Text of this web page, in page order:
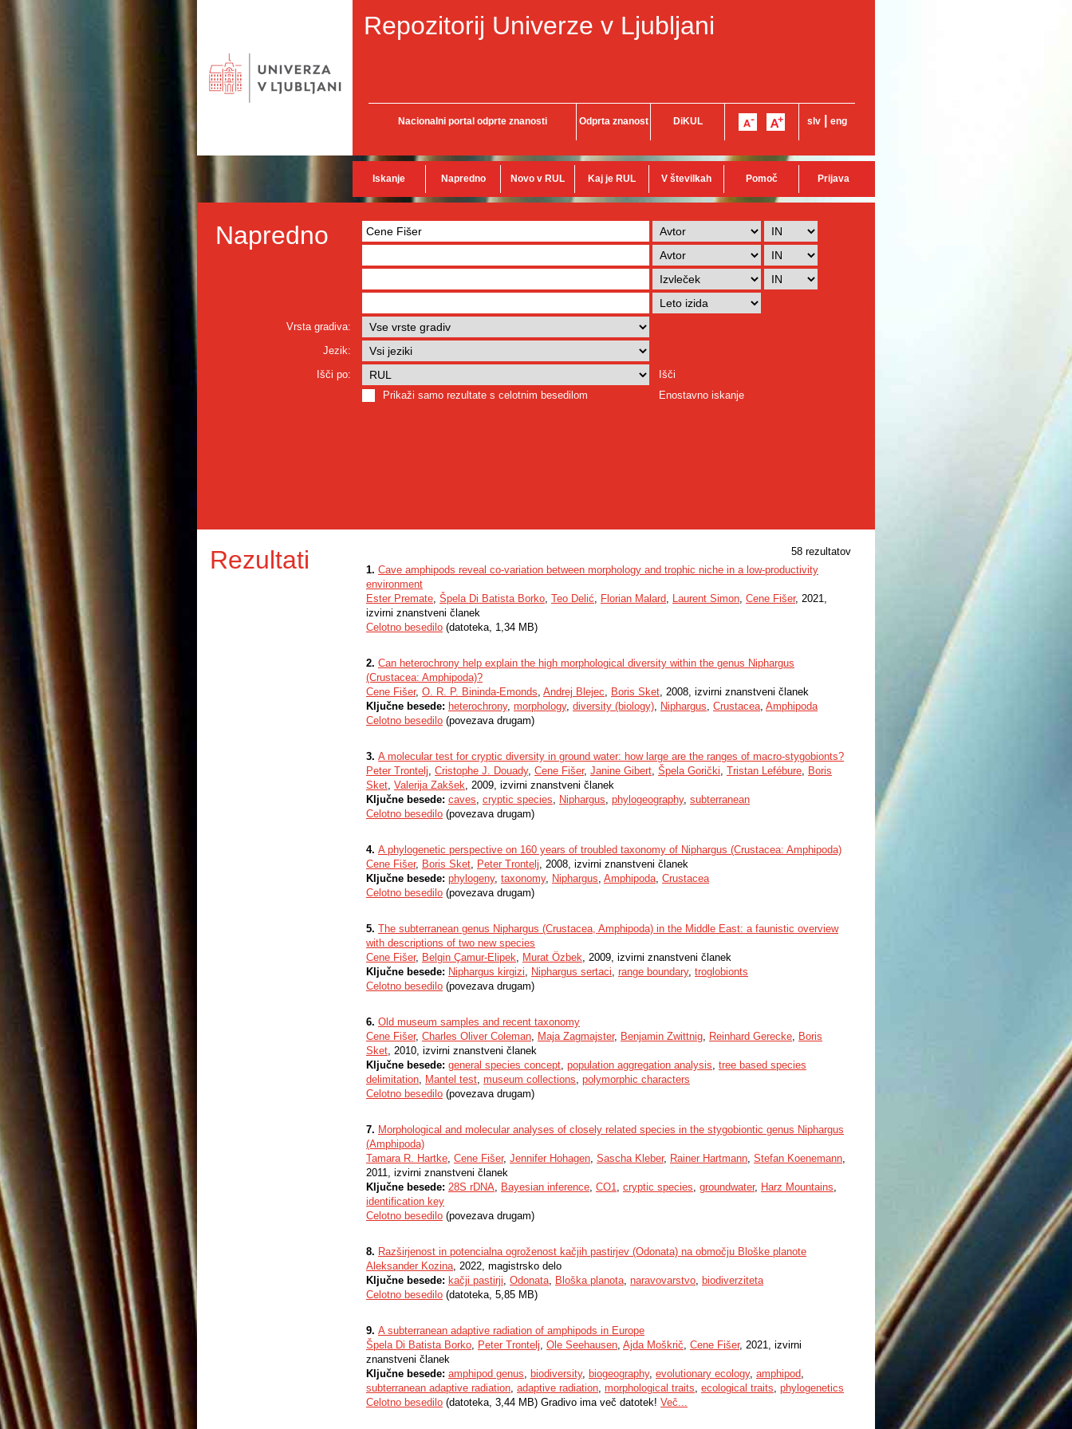
Repozitorij Univerze v Ljubljani
Nacionalni portal odprte znanosti Odprta znanost DiKUL slv eng
Iskanje Napredno Novo v RUL Kaj je RUL V številkah Pomoč Prijava
Napredno
Vrsta gradiva:
Jezik:
Išči po:
Išči
Prikaži samo rezultate s celotnim besedilom
Enostavno iskanje
Rezultati
58 rezultatov
1. Cave amphipods reveal co-variation between morphology and trophic niche in a low-productivity
environment
Ester Premate, Špela Di Batista Borko, Teo Delić, Florian Malard, Laurent Simon, Cene Fišer, 2021,
izvirni znanstveni članek
Celotno besedilo (datoteka, 1,34 MB)
2. Can heterochrony help explain the high morphological diversity within the genus Niphargus
(Crustacea: Amphipoda)?
Cene Fišer, O. R. P. Bininda-Emonds, Andrej Blejec, Boris Sket, 2008, izvirni znanstveni članek
Ključne besede: heterochrony, morphology, diversity (biology), Niphargus, Crustacea, Amphipoda
Celotno besedilo (povezava drugam)
3. A molecular test for cryptic diversity in ground water: how large are the ranges of macro-stygobionts?
Peter Trontelj, Cristophe J. Douady, Cene Fišer, Janine Gibert, Špela Gorički, Tristan Lefébure, Boris
Sket, Valerija Zakšek, 2009, izvirni znanstveni članek
Ključne besede: caves, cryptic species, Niphargus, phylogeography, subterranean
Celotno besedilo (povezava drugam)
4. A phylogenetic perspective on 160 years of troubled taxonomy of Niphargus (Crustacea: Amphipoda)
Cene Fišer, Boris Sket, Peter Trontelj, 2008, izvirni znanstveni članek
Ključne besede: phylogeny, taxonomy, Niphargus, Amphipoda, Crustacea
Celotno besedilo (povezava drugam)
5. The subterranean genus Niphargus (Crustacea, Amphipoda) in the Middle East: a faunistic overview
with descriptions of two new species
Cene Fišer, Belgin Çamur-Elipek, Murat Özbek, 2009, izvirni znanstveni članek
Ključne besede: Niphargus kirgizi, Niphargus sertaci, range boundary, troglobionts
Celotno besedilo (povezava drugam)
6. Old museum samples and recent taxonomy
Cene Fišer, Charles Oliver Coleman, Maja Zagmajster, Benjamin Zwittnig, Reinhard Gerecke, Boris
Sket, 2010, izvirni znanstveni članek
Ključne besede: general species concept, population aggregation analysis, tree based species
delimitation, Mantel test, museum collections, polymorphic characters
Celotno besedilo (povezava drugam)
7. Morphological and molecular analyses of closely related species in the stygobiontic genus Niphargus
(Amphipoda)
Tamara R. Hartke, Cene Fišer, Jennifer Hohagen, Sascha Kleber, Rainer Hartmann, Stefan Koenemann,
2011, izvirni znanstveni članek
Ključne besede: 28S rDNA, Bayesian inference, CO1, cryptic species, groundwater, Harz Mountains,
identification key
Celotno besedilo (povezava drugam)
8. Razširjenost in potencialna ogroženost kačjih pastirjev (Odonata) na območju Bloške planote
Aleksander Kozina, 2022, magistrsko delo
Ključne besede: kačji pastirji, Odonata, Bloška planota, naravovarstvo, biodiverziteta
Celotno besedilo (datoteka, 5,85 MB)
9. A subterranean adaptive radiation of amphipods in Europe
Špela Di Batista Borko, Peter Trontelj, Ole Seehausen, Ajda Moškrič, Cene Fišer, 2021, izvirni
znanstveni članek
Ključne besede: amphipod genus, biodiversity, biogeography, evolutionary ecology, amphipod,
subterranean adaptive radiation, adaptive radiation, morphological traits, ecological traits, phylogenetics
Celotno besedilo (datoteka, 3,44 MB) Gradivo ima več datotek! Več...